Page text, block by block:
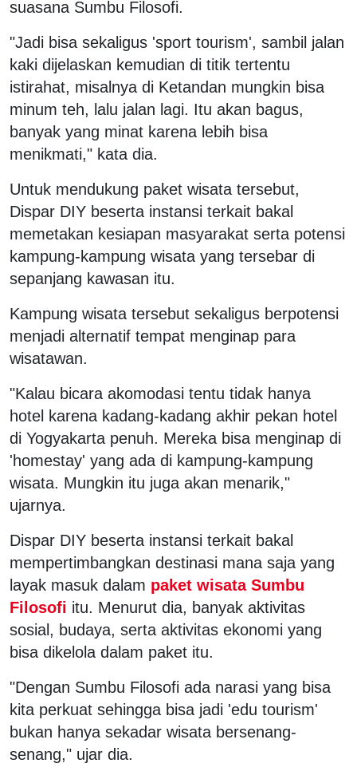
suasana Sumbu Filosofi.
"Jadi bisa sekaligus 'sport tourism', sambil jalan
kaki dijelaskan kemudian di titik tertentu
istirahat, misalnya di Ketandan mungkin bisa
minum teh, lalu jalan lagi. Itu akan bagus,
banyak yang minat karena lebih bisa
menikmati," kata dia.
Untuk mendukung paket wisata tersebut,
Dispar DIY beserta instansi terkait bakal
memetakan kesiapan masyarakat serta potensi
kampung-kampung wisata yang tersebar di
sepanjang kawasan itu.
Kampung wisata tersebut sekaligus berpotensi
menjadi alternatif tempat menginap para
wisatawan.
"Kalau bicara akomodasi tentu tidak hanya
hotel karena kadang-kadang akhir pekan hotel
di Yogyakarta penuh. Mereka bisa menginap di
'homestay' yang ada di kampung-kampung
wisata. Mungkin itu juga akan menarik,"
ujarnya.
Dispar DIY beserta instansi terkait bakal
mempertimbangkan destinasi mana saja yang
layak masuk dalam paket wisata Sumbu
Filosofi itu. Menurut dia, banyak aktivitas
sosial, budaya, serta aktivitas ekonomi yang
bisa dikelola dalam paket itu.
"Dengan Sumbu Filosofi ada narasi yang bisa
kita perkuat sehingga bisa jadi 'edu tourism'
bukan hanya sekadar wisata bersenang-
senang," ujar dia.